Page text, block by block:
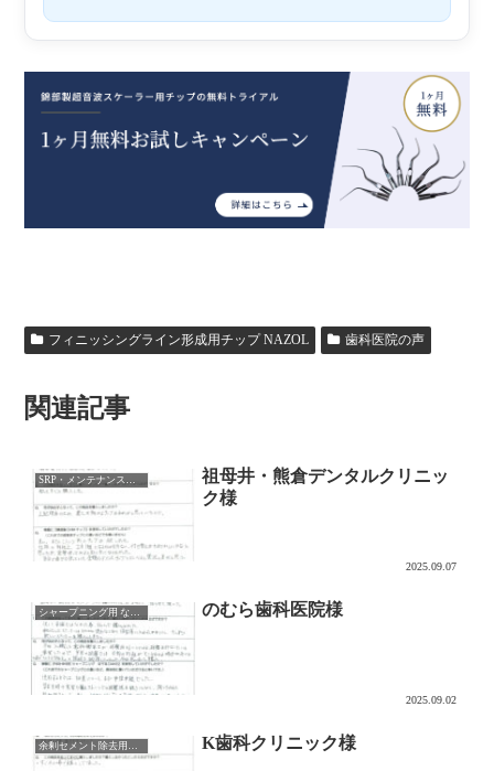
フィニッシングライン形成用チップ NAZOL 歯科医院の声
関連記事
祖母井・熊倉デンタルクリニッ
ク様
2025.09.07
シャープニング用 なでるDAKE のむら歯科医院様
2025.09.02
K歯科クリニック様